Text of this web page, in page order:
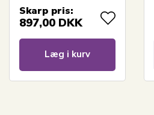
topmadras - Borås
Skarp pris:
897,00 DKK
Læg i kurv